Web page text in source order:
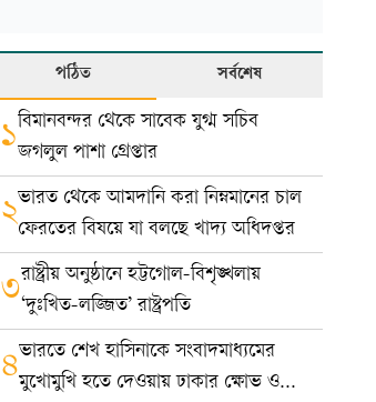
পঠিত সর্বশেষ
১বিমানবন্দর থেকে সাবেক যুগ্ম সচিব
জগলুল পাশা গ্রেপ্তার
২ভারত থেকে আমদানি করা নিম্নমানের চাল
ফেরতের বিষয়ে যা বলছে খাদ্য অধিদপ্তর
৩রাষ্ট্রীয় অনুষ্ঠানে হট্টগোল-বিশৃঙ্খলায়
‘দুঃখিত-লজ্জিত’ রাষ্ট্রপতি
৪ভারতে শেখ হাসিনাকে সংবাদমাধ্যমের
মুখোমুখি হতে দেওয়ায় ঢাকার ক্ষোভ ও